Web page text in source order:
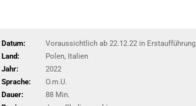
Datum:
Voraussichtlich ab 22.12.22 in Erstaufführung
Land:
Polen, Italien
Jahr:
2022
Sprache:
O.m.U.
Dauer:
88 Min.